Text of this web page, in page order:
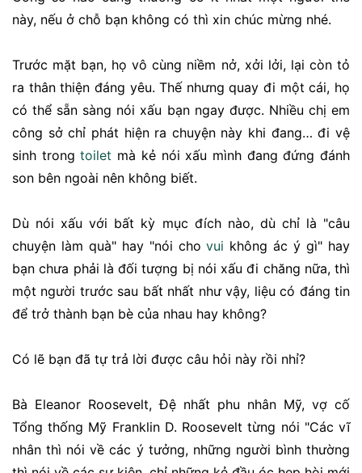
này, nếu ở chỗ bạn không có thì xin chúc mừng nhé.
Trước mặt bạn, họ vô cùng niềm nở, xởi lởi, lại còn tỏ
ra thân thiện đáng yêu. Thế nhưng quay đi một cái, họ
có thể sẵn sàng nói xấu bạn ngay được. Nhiều chị em
công sở chỉ phát hiện ra chuyện này khi đang… đi vệ
sinh trongtoilet mà kẻ nói xấu mình đang đứng đánh
son bên ngoài nên không biết.
Dù nói xấu với bất kỳ mục đích nào, dù chỉ là "câu
chuyện làm quà" hay "nói chovui không ác ý gì" hay
bạn chưa phải là đối tượng bị nói xấu đi chăng nữa, thì
một người trước sau bất nhất như vậy, liệu có đáng tin
để trở thành bạn bè của nhau hay không?
Có lẽ bạn đã tự trả lời được câu hỏi này rồi nhỉ?
Bà Eleanor Roosevelt, Đệ nhất phu nhân Mỹ, vợ cố
Tổng thống Mỹ Franklin D. Roosevelt từng nói "Các vĩ
nhân thì nói về các ý tưởng, những người bình thường